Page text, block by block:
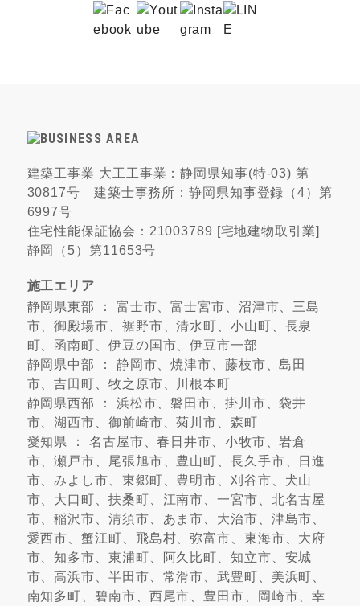
建築工事業 大工工事業：静岡県知事(特-03) 第
30817号 建築士事務所：静岡県知事登録（4）第
6997号
住宅性能保証協会：21003789 [宅地建物取引業]
静岡（5）第11653号
施工エリア
静岡県東部 ： 富士市、富士宮市、沼津市、三島
市、御殿場市、裾野市、清水町、小山町、長泉
町、函南町、伊豆の国市、伊豆市一部
静岡県中部 ： 静岡市、焼津市、藤枝市、島田
市、吉田町、牧之原市、川根本町
静岡県西部 ： 浜松市、磐田市、掛川市、袋井
市、湖西市、御前崎市、菊川市、森町
愛知県 ： 名古屋市、春日井市、小牧市、岩倉
市、瀬戸市、尾張旭市、豊山町、長久手市、日進
市、みよし市、東郷町、豊明市、刈谷市、犬山
市、大口町、扶桑町、江南市、一宮市、北名古屋
市、稲沢市、清須市、あま市、大治市、津島市、
愛西市、蟹江町、飛島村、弥富市、東海市、大府
市、知多市、東浦町、阿久比町、知立市、安城
市、高浜市、半田市、常滑市、武豊町、美浜町、
南知多町、碧南市、西尾市、豊田市、岡崎市、幸